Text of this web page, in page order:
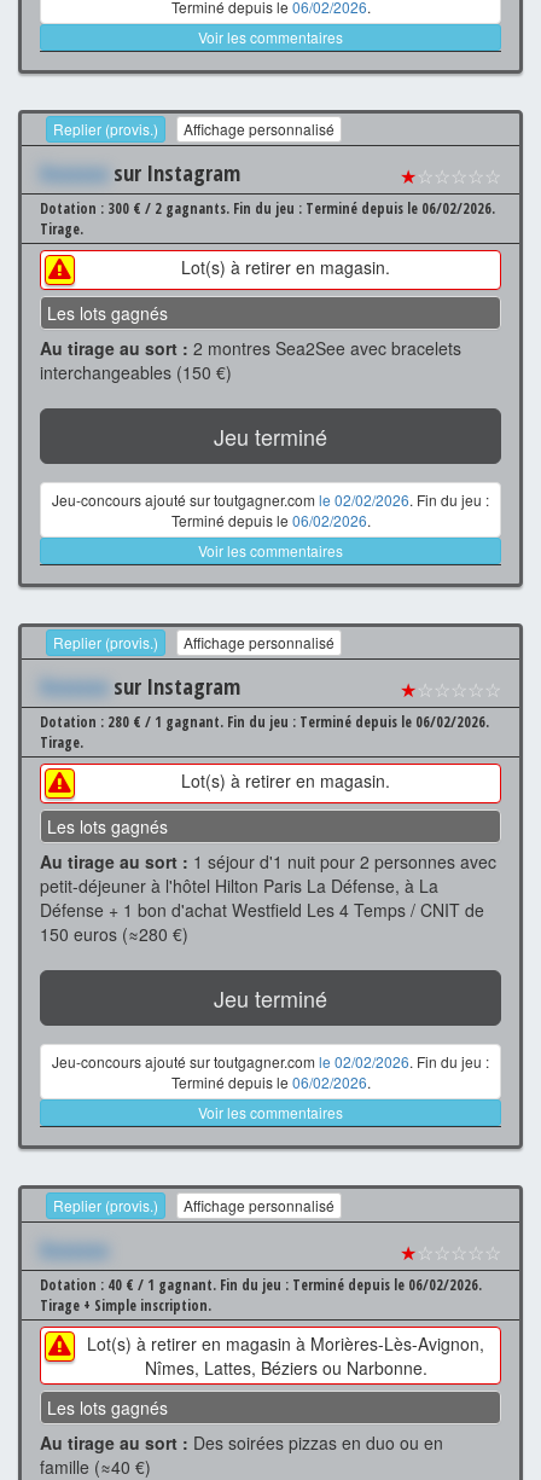
Terminé depuis le 06/02/2026.
Voir les commentaires
Replier (provis.) Affichage personnalisé
Xxxxxxx sur Instagram ★☆☆☆☆☆
Dotation : 300 € / 2 gagnants. Fin du jeu : Terminé depuis le 06/02/2026.
Tirage.
Lot(s) à retirer en magasin.
Les lots gagnés
Au tirage au sort : 2 montres Sea2See avec bracelets
interchangeables (150 €)
Jeu terminé
Jeu-concours ajouté sur toutgagner.com le 02/02/2026. Fin du jeu :
Terminé depuis le 06/02/2026.
Voir les commentaires
Replier (provis.) Affichage personnalisé
Xxxxxxx sur Instagram ★☆☆☆☆☆
Dotation : 280 € / 1 gagnant. Fin du jeu : Terminé depuis le 06/02/2026.
Tirage.
Lot(s) à retirer en magasin.
Les lots gagnés
Au tirage au sort : 1 séjour d'1 nuit pour 2 personnes avec
petit-déjeuner à l'hôtel Hilton Paris La Défense, à La
Défense + 1 bon d'achat Westfield Les 4 Temps / CNIT de
150 euros (≈280 €)
Jeu terminé
Jeu-concours ajouté sur toutgagner.com le 02/02/2026. Fin du jeu :
Terminé depuis le 06/02/2026.
Voir les commentaires
Replier (provis.) Affichage personnalisé
Xxxxxxx ★☆☆☆☆☆
Dotation : 40 € / 1 gagnant. Fin du jeu : Terminé depuis le 06/02/2026.
Tirage + Simple inscription.
Lot(s) à retirer en magasin à Morières-Lès-Avignon,
Nîmes, Lattes, Béziers ou Narbonne.
Les lots gagnés
Au tirage au sort : Des soirées pizzas en duo ou en
famille (≈40 €)